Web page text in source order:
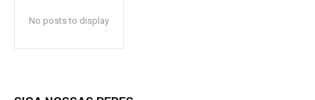
No posts to display